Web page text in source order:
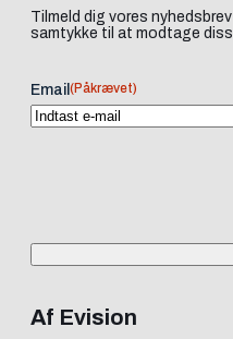
Tilmeld dig vores
samtykke til at modtage
Email (Påkrævet)
Af Evision